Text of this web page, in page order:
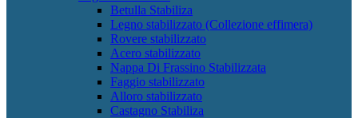
Betulla Stabiliza
Legno stabilizzato (Collezione effimera)
Rovere stabilizzato
Acero stabilizzato
Nappa Di Frassino Stabilizzata
Faggio stabilizzato
Alloro stabilizzato
Castagno Stabiliza